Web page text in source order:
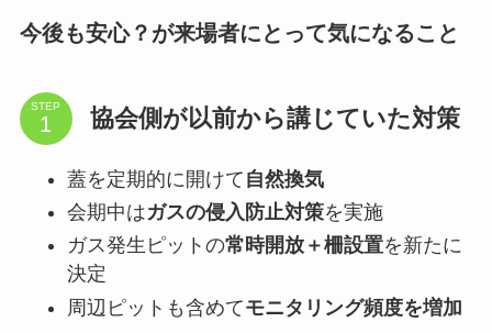
今後も安心？が来場者にとって気になること
STEP 協会側が以前から講じていた対策
蓋を定期的に開けて 自然換気
会期中はガスの侵入防止対策を実施
ガス発生ピットの常時開放＋柵設置を新たに
決定
周辺ピットも含めてモニタリング頻度を増加